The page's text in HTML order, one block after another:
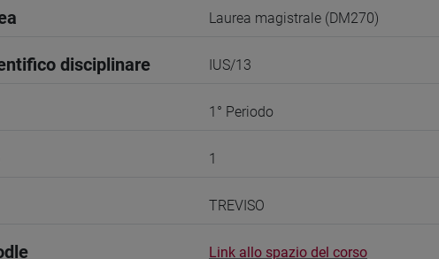
Laurea magistrale (DM270)
disciplinare IUS/13
1° Periodo
1
TREVISO
Link allo spazio del corso